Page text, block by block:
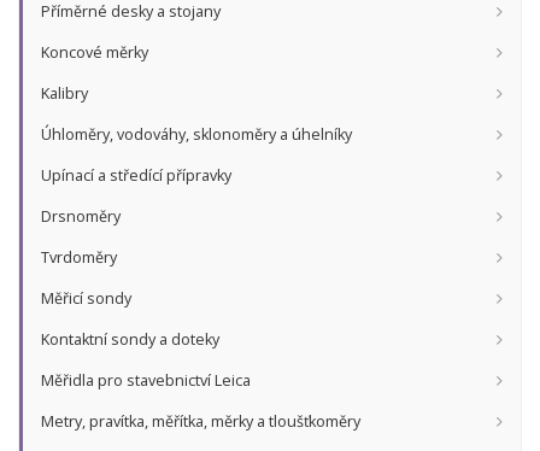
Příměrné desky a stojany
Koncové měrky
Kalibry
Úhloměry, vodováhy, sklonoměry a úhelníky
Upínací a středící přípravky
Drsnoměry
Tvrdoměry
Měřicí sondy
Kontaktní sondy a doteky
Měřidla pro stavebnictví Leica
Metry, pravítka, měřítka, měrky a tloušťkoměry